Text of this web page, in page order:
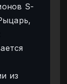
S-
из